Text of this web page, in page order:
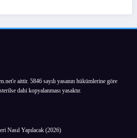
aittir. 5846 sayılı yasanın hükümlerine göre
dahi kopyalanması yasaktır.
Nasıl Yapılacak (2026)